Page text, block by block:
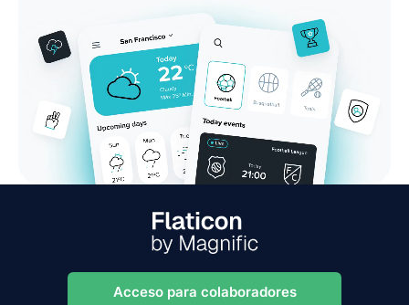
Acceso para colaboradores